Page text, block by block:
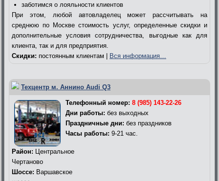
заботимся о лояльности клиентов
При этом, любой автовладелец может рассчитывать на
среднюю по Москве стоимость услуг, определенные скидки и
дополнительные условия сотрудничества, выгодные как для
клиента, так и для предприятия.
Скидки: постоянным клиентам | Вся информация…
Техцентр м. Аннино Audi Q3
Телефонный номер: 8 (985) 143-22-26
Дни работы: без выходных
Праздничные дни: без праздников
Часы работы: 9-21 час.
Район: Центральное
Чертаново
Шоссе: Варшавское